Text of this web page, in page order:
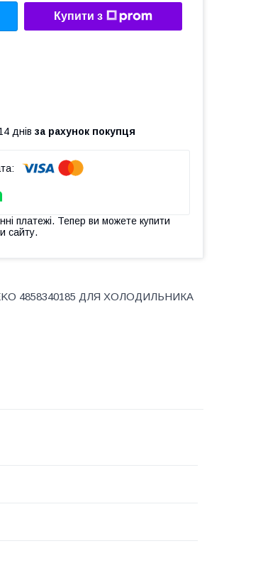
Купити з
днів за рахунок покупця
платежі. Тепер ви можете купити
сайту.
4858340185 ДЛЯ ХОЛОДИЛЬНИКА